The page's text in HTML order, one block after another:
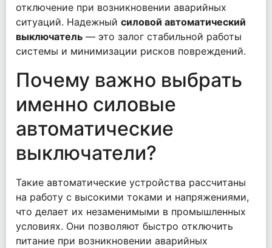
отключение при возникновении аварийных
ситуаций. Надежный силовой автоматический
выключатель — это залог стабильной работы
системы и минимизации рисков повреждений.
Почему важно выбрать
именно силовые
автоматические
выключатели?
Такие автоматические устройства рассчитаны
на работу с высокими токами и напряжениями,
что делает их незаменимыми в промышленных
условиях. Они позволяют быстро отключить
питание при возникновении аварийных